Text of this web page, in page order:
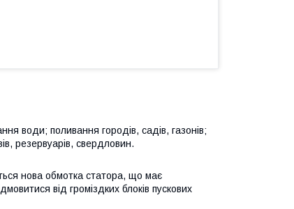
води; поливання городів, садів, газонів;
резервуарів, свердловин.
нова обмотка статора, що має
від громіздких блоків пускових